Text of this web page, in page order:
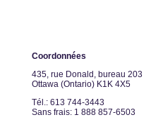
Coordonnées
435, rue Donald, bureau 203
Ottawa (Ontario) K1K 4X5
Tél.: 613 744-3443
Sans frais: 1 888 857-6503